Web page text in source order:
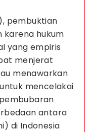
pembuktian
karena hukum
yang empiris
menjerat
menawarkan
mencelakai
antara
di Indonesia